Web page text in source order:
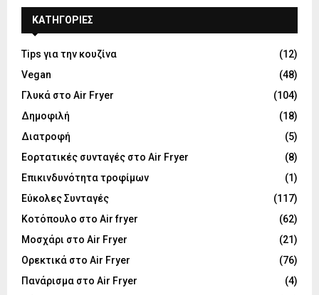
KΑΤΗΓΟΡΊΕΣ
Tips για την κουζίνα
(12)
Vegan
(48)
Γλυκά στο Air Fryer
(104)
Δημοφιλή
(18)
Διατροφή
(5)
Εορτατικές συνταγές στο Air Fryer
(8)
Επικινδυνότητα τροφίμων
(1)
Εύκολες Συνταγές
(117)
Κοτόπουλο στο Air fryer
(62)
Μοσχάρι στο Air Fryer
(21)
Ορεκτικά στο Air Fryer
(76)
Πανάρισμα στο Air Fryer
(4)